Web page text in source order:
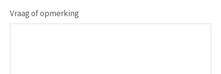
Vraag of opmerking